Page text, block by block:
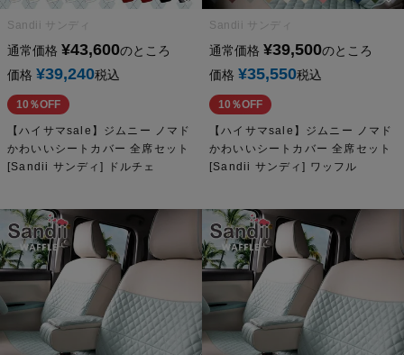
Sandii サンディ
通常価格 ¥43,600のところ
価格 ¥39,240税込
10％OFF
【ハイサマsale】ジムニー ノマド
かわいいシートカバー 全席セット
[Sandii サンディ] ドルチェ
Sandii サンディ
通常価格 ¥39,500のところ
価格 ¥35,550税込
10％OFF
【ハイサマsale】ジムニー ノマド
かわいいシートカバー 全席セット
[Sandii サンディ] ワッフル